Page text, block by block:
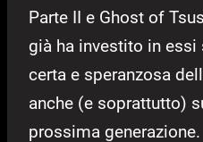
Parte II e Ghost of
già ha investito in
certa e speranzosa
anche (e soprattutto)
prossima generazione.